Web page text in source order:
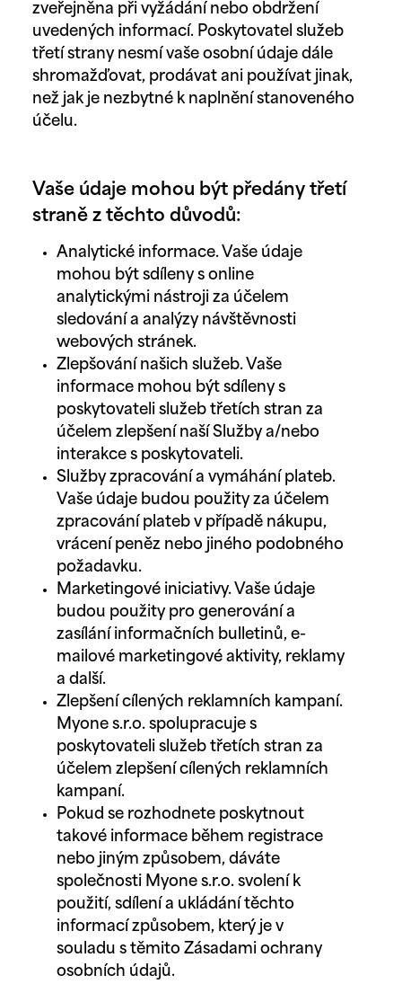
zveřejněna při vyžádání nebo obdržení
uvedených informací. Poskytovatel služeb
třetí strany nesmí vaše osobní údaje dále
shromažďovat, prodávat ani používat jinak,
než jak je nezbytné k naplnění stanoveného
účelu.
Vaše údaje mohou být předány třetí
straně z těchto důvodů:
Analytické informace. Vaše údaje
mohou být sdíleny s online
analytickými nástroji za účelem
sledování a analýzy návštěvnosti
webových stránek.
Zlepšování našich služeb. Vaše
informace mohou být sdíleny s
poskytovateli služeb třetích stran za
účelem zlepšení naší Služby a/nebo
interakce s poskytovateli.
Služby zpracování a vymáhání plateb.
Vaše údaje budou použity za účelem
zpracování plateb v případě nákupu,
vrácení peněz nebo jiného podobného
požadavku.
Marketingové iniciativy. Vaše údaje
budou použity pro generování a
zasílání informačních bulletinů, e-
mailové marketingové aktivity, reklamy
a další.
Zlepšení cílených reklamních kampaní.
Myone s.r.o. spolupracuje s
poskytovateli služeb třetích stran za
účelem zlepšení cílených reklamních
kampaní.
Pokud se rozhodnete poskytnout
takové informace během registrace
nebo jiným způsobem, dáváte
společnosti Myone s.r.o. svolení k
použití, sdílení a ukládání těchto
informací způsobem, který je v
souladu s těmito Zásadami ochrany
osobních údajů.